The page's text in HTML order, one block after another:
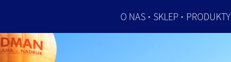
O NAS SKLEP PRODUKTY